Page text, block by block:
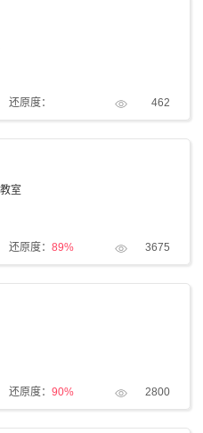
还原度： 462
室
还原度： 89% 3675
还原度： 90% 2800